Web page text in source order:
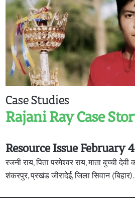
Case Studies
Rajani Ray Case
Resource Issue February
रजनी राय, पिता परमेश्वर राय, माता बुच्ची
शंकरपुर, प्रखंड जीरादेई, जिला सिवान